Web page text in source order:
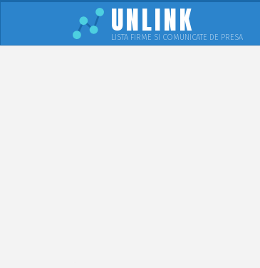
UNLINK
LISTA FIRME SI COMUNICATE DE PRESA